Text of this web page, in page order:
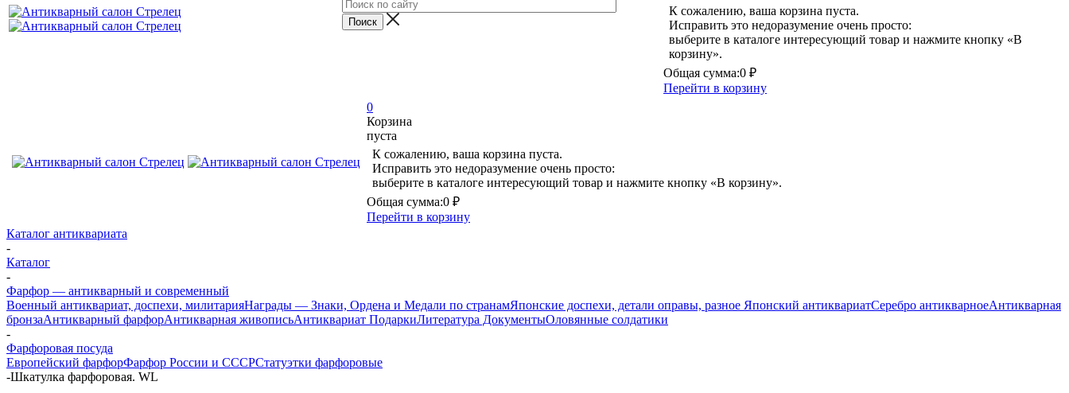
К сожалению, ваша корзина пуста.
Исправить это недоразумение очень просто:
выберите в каталоге интересующий товар и нажмите кнопку «В
корзину».
Общая сумма:0 ₽
Перейти в корзину
0
Корзина
пуста
К сожалению, ваша корзина пуста.
Исправить это недоразумение очень просто:
выберите в каталоге интересующий товар и нажмите кнопку «В корзину».
Общая сумма:0 ₽
Перейти в корзину
Каталог антиквариата
-
Каталог
-
Фарфор — антикварный и современный
Военный антиквариат, доспехи, милитарияНаграды — Знаки, Ордена и Медали по странамЯпонские доспехи, детали оправы, разное Японский антиквариатСеребро антикварноеАнтикварная
бронзаАнтикварный фарфорАнтикварная живописьАнтиквариат ПодаркиЛитература ДокументыОловянные солдатики
-
Фарфоровая посуда
Европейский фарфорФарфор России и СССРСтатуэтки фарфоровые
-Шкатулка фарфоровая. WL